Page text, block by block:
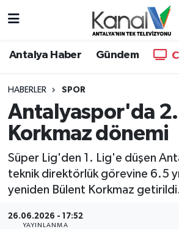
Antalya Haber Gündem
HABERLER SPOR
Antalyaspor'da
Korkmaz dönemi
Süper Lig'den 1. Lig'e düşen
teknik direktörlük görevine 6.5
yeniden Bülent Korkmaz
26.06.2026 - 17:52
YAYINLANMA
Antalya Haber
Dünya
Eğitim
Ekonomi
Hava Durumu
Trafik Durumu
Süper Lig Puan Durumu ve
Tüm Manşetler